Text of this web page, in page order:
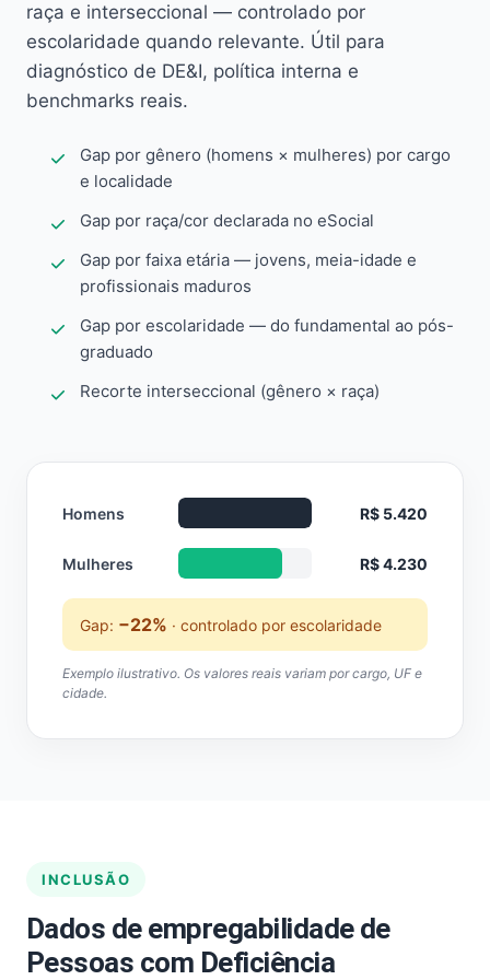
raça e interseccional — controlado por
escolaridade quando relevante. Útil para
diagnóstico de DE&I, política interna e
benchmarks reais.
Gap por gênero (homens × mulheres) por cargo
e localidade
Gap por raça/cor declarada no eSocial
Gap por faixa etária — jovens, meia-idade e
profissionais maduros
Gap por escolaridade — do fundamental ao pós-
graduado
Recorte interseccional (gênero × raça)
Homens R$ 5.420
Mulheres R$ 4.230
Gap: −22% · controlado por escolaridade
Exemplo ilustrativo. Os valores reais variam por cargo, UF e
cidade.
INCLUSÃO
Dados de empregabilidade de
Pessoas com Deficiência